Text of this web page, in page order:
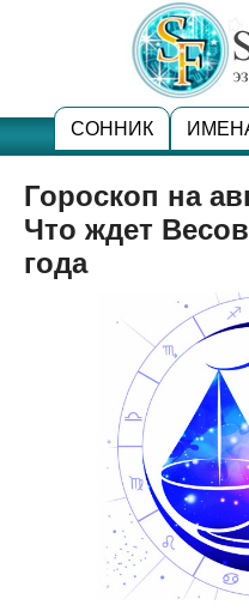
СОННИК
Гороскоп на
Что ждет Весов
года